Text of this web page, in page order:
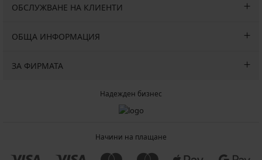
ОБСЛУЖВАНЕ НА КЛИЕНТИ
ОБЩА ИНФОРМАЦИЯ
ЗА ФИРМАТА
Надежден бизнес
Начини на плащане